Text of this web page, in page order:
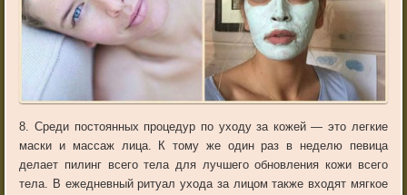
8. Среди постоянных процедур по уходу за кожей — это легкие
маски и массаж лица. К тому же один раз в неделю певица
делает пилинг всего тела для лучшего обновления кожи всего
тела. В ежедневный ритуал ухода за лицом также входят мягкое